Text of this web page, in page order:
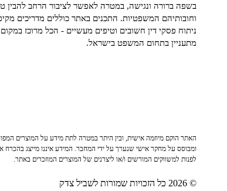
בשפה ברורה ונגישה, במטרה לאפשר לציבור הרחב להבין
וחובותיהם המשפטיות. התכנים באתר כוללים מדריכים
ניתוח פסקי דין חשובים וטיפים מעשיים - הכל מרוכז
מתעניין בתחום המשפט בישראל.
האתר הוקם מיוזמה אישית, ובין היתר במטרה לתת מידע על המוצרים
ומבוסס על מחקר אישי שנערך על ידי המחבר. המידע איננו מייצג בהכרח
לפנות למשווקים המורשים ו/או ליצרנים של המוצרים המוזכרים באתר.
© 2026 כל הזכויות שמורות לשביל צדק